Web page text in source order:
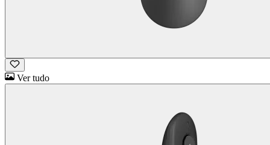
Ver tudo